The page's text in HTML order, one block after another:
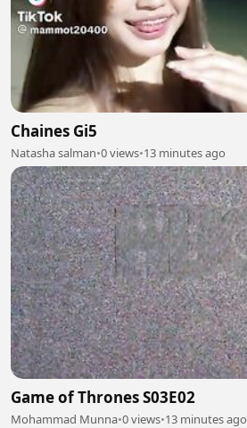
Chaines Gi5
Natasha salman•0 views•13 minutes ago
Game of Thrones S03E02
Mohammad Munna•0 views•13 minutes ago